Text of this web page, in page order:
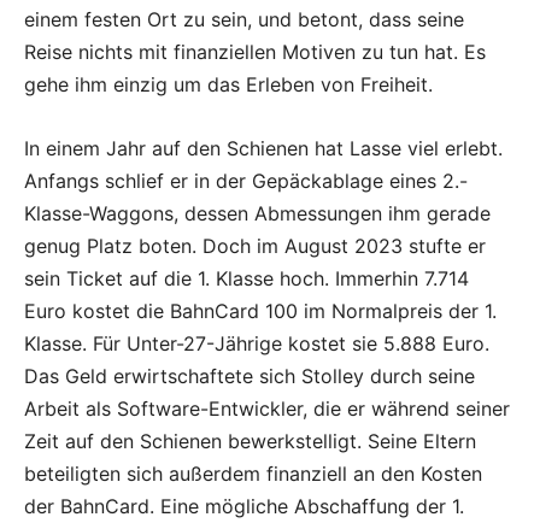
einem festen Ort zu sein, und betont, dass seine
Reise nichts mit finanziellen Motiven zu tun hat. Es
gehe ihm einzig um das Erleben von Freiheit.
In einem Jahr auf den Schienen hat Lasse viel erlebt.
Anfangs schlief er in der Gepäckablage eines 2.-
Klasse-Waggons, dessen Abmessungen ihm gerade
genug Platz boten. Doch im August 2023 stufte er
sein Ticket auf die 1. Klasse hoch. Immerhin 7.714
Euro kostet die BahnCard 100 im Normalpreis der 1.
Klasse. Für Unter-27-Jährige kostet sie 5.888 Euro.
Das Geld erwirtschaftete sich Stolley durch seine
Arbeit als Software-Entwickler, die er während seiner
Zeit auf den Schienen bewerkstelligt. Seine Eltern
beteiligten sich außerdem finanziell an den Kosten
der BahnCard. Eine mögliche Abschaffung der 1.